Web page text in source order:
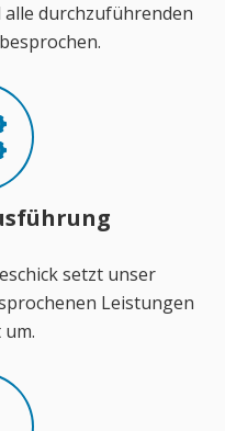
durchzuführenden
setzt unser
Leistungen